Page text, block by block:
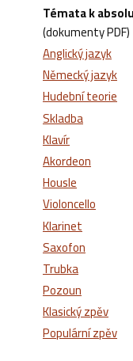
Témata k
(dokumenty PDF)
Anglický jazyk
Německý jazyk
Hudební teorie
Skladba
Klavír
Akordeon
Housle
Violoncello
Klarinet
Saxofon
Trubka
Pozoun
Klasický zpěv
Populární zpěv